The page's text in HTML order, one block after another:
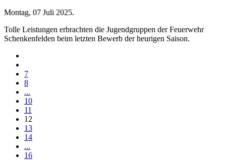
Montag, 07 Juli 2025.
Tolle Leistungen erbrachten die Jugendgruppen der Feuerwehr
Schenkenfelden beim letzten Bewerb der heurigen Saison.
7
8
...
10
11
12
13
14
...
16